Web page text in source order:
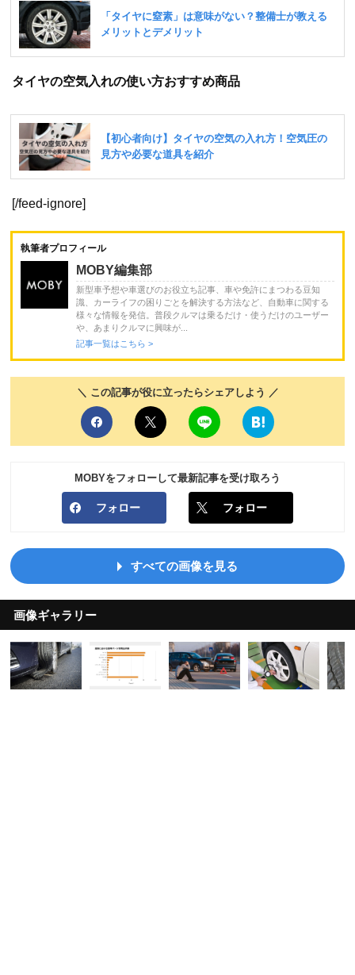
タイヤの空気入れの使い方おすすめ商品
[/feed-ignore]
執筆者プロフィール
MOBY編集部
新型車予想や車選びのお役立ち記事、車や免許にまつわる豆知
識、カーライフの困りごとを解決する方法など、自動車に関する
様々な情報を発信。普段クルマは乗るだけ・使うだけのユーザー
や、あまりクルマに興味が...
記事一覧はこちら >
＼ この記事が役に立ったらシェアしよう ／
MOBYをフォローして最新記事を受け取ろう
フォロー フォロー
すべての画像を見る
画像ギャラリー